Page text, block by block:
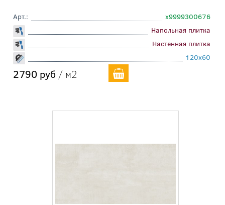
Арт.:
х9999300676
Напольная плитка
Настенная плитка
120x60
2790 руб / м2